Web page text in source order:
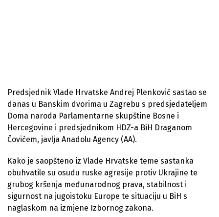
Predsjednik Vlade Hrvatske Andrej Plenković sastao se
danas u Banskim dvorima u Zagrebu s predsjedateljem
Doma naroda Parlamentarne skupštine Bosne i
Hercegovine i predsjednikom HDZ-a BiH Draganom
Čovićem, javlja Anadolu Agency (AA).
Kako je saopšteno iz Vlade Hrvatske teme sastanka
obuhvatile su osudu ruske agresije protiv Ukrajine te
grubog kršenja međunarodnog prava, stabilnost i
sigurnost na jugoistoku Europe te situaciju u BiH s
naglaskom na izmjene Izbornog zakona.